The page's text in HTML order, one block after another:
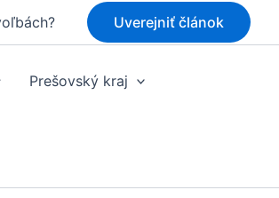
Uverejniť článok
Prešovský kraj